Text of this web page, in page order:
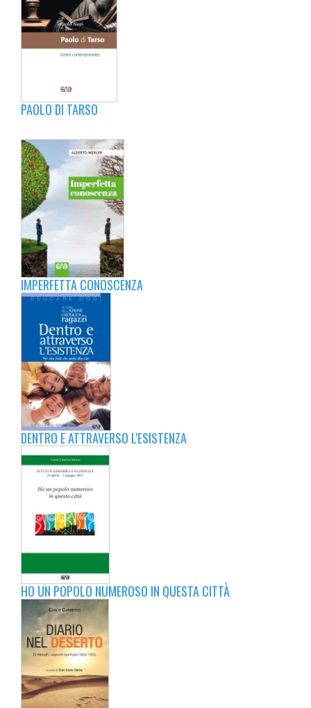
PAOLO DI TARSO
IMPERFETTA CONOSCENZA
DENTRO E ATTRAVERSO L'ESISTENZA
HO UN POPOLO NUMEROSO IN QUESTA CITTÀ